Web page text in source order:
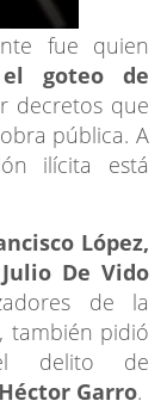
fue quien
goteo de
decretos que
pública. A
ilícita está
López,
De Vido
de la
también pidió
delito de
Héctor Garro.